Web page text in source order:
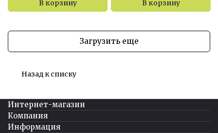
В корзину В корзину
Загрузить еще
Назад к списку
Интернет-магазин
Компания
Информация